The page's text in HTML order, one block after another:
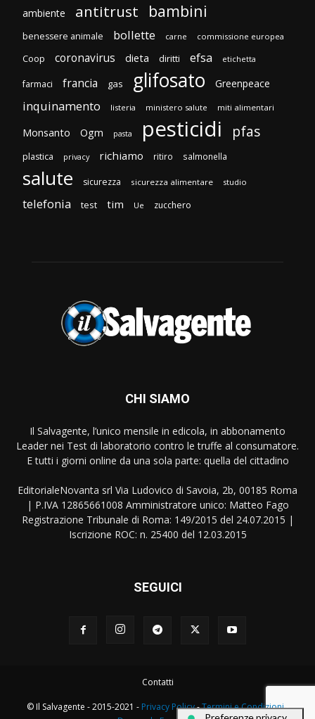
ambiente antitrust bambini
benessere animale bollette carne commissione europea
Coop coronavirus dieta diritti efsa etichetta
farmaci francia gas glifosato Greenpeace
inquinamento listeria ministero salute miti alimentari
Monsanto Ogm pasta pesticidi pfas
plastica privacy richiamo ritiro salmonella
salute sicurezza sicurezza alimentare studio
telefonia test tim Ue zucchero
CHI SIAMO
Il Salvagente, l’unico mensile in edicola, in abbonamento
Leader nei Test di laboratorio contro le truffe al consumatore.
E tutti i giorni online da una sola parte: quella del cittadino
EditorialeNovanta srl Via Ludovico di Savoia, 2b, 00185 Roma
| P.IVA 12865661008 Amministratore unico: Matteo Fago
Registrazione Tribunale di Roma: 149/2015 del 24.07.2015 |
Iscrizione ROC: n. 25400 del 12.03.2015
SEGUICI
Contatti
© Il Salvagente - 2015-2021 - Privacy Policy-Termini e Condizioni-